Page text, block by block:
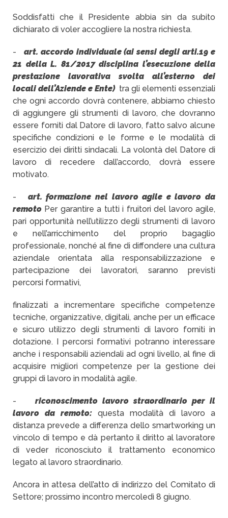
Soddisfatti che il Presidente abbia sin da subito
dichiarato di voler accogliere la nostra richiesta.
- art. accordo individuale (ai sensi degli arti.19 e
21 della L. 81/2017 disciplina l’esecuzione della
prestazione lavorativa svolta all’esterno dei
locali dell’Aziende e Ente) tra gli elementi essenziali
che ogni accordo dovrà contenere, abbiamo chiesto
di aggiungere gli strumenti di lavoro, che dovranno
essere forniti dal Datore di lavoro, fatto salvo alcune
specifiche condizioni e le forme e le modalità di
esercizio dei diritti sindacali. La volontà del Datore di
lavoro di recedere dall’accordo, dovrà essere
motivato.
- art. formazione nel lavoro agile e lavoro da
remoto Per garantire a tutti i fruitori del lavoro agile,
pari opportunità nell’utilizzo degli strumenti di lavoro
e nell’arricchimento del proprio bagaglio
professionale, nonché al fine di diffondere una cultura
aziendale orientata alla responsabilizzazione e
partecipazione dei lavoratori, saranno previsti
percorsi formativi,
finalizzati a incrementare specifiche competenze
tecniche, organizzative, digitali, anche per un efficace
e sicuro utilizzo degli strumenti di lavoro forniti in
dotazione. I percorsi formativi potranno interessare
anche i responsabili aziendali ad ogni livello, al fine di
acquisire migliori competenze per la gestione dei
gruppi di lavoro in modalità agile.
-riconoscimento lavoro straordinario per il
lavoro da remoto: questa modalità di lavoro a
distanza prevede a differenza dello smartworking un
vincolo di tempo e dà pertanto il diritto al lavoratore
di veder riconosciuto il trattamento economico
legato al lavoro straordinario.
Ancora in attesa dell’atto di indirizzo del Comitato di
Settore; prossimo incontro mercoledì 8 giugno.